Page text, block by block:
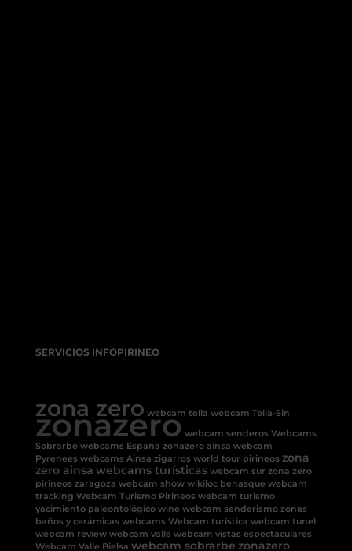
SERVICIOS INFOPIRINEO
zona zero webcam tella webcam Tella-Sin
zonazero webcam senderos Webcams
Sobrarbe webcams España zonazero ainsa webcam
Pyrenees webcams Ainsa zigarros world tour pirineos zona
zero ainsa webcams turísticas webcam sur zona zero
pirineos zaragoza webcam show wikiloc benasque webcam
tracking Webcam Turismo Pirineos webcam turismo
yacimiento paleontológico wine webcam senderismo zonas
baños y cerámicas webcams Webcam turística webcam tunel
webcam review webcam valle webcam vistas espectaculares
Webcam Valle Bielsa webcam sobrarbe zonazero